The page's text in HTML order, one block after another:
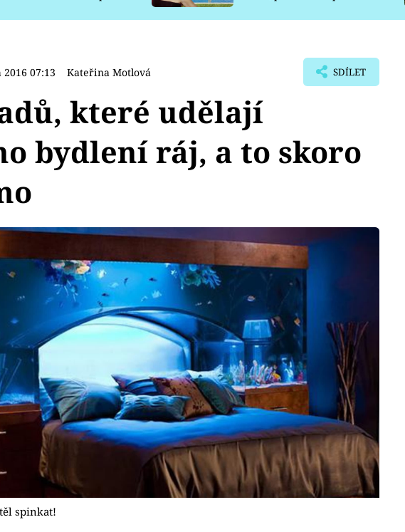
07:13 Kateřina Motlová SDÍLET
které udělají
bydlení ráj, a to skoro
spinkat!